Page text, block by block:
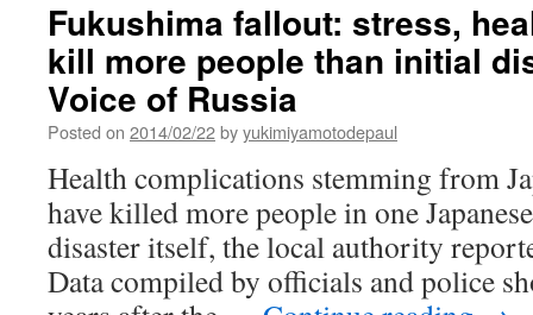
モ
ノ
ロ
ー
グ
Monolog
Fukushima fallout: stress,
kill more people than initial
Voice of Russia
Posted on 2014/02/22byyukimiyamotodepaul
Health complications stemming from
have killed more people in one
disaster itself, the local authority
Data compiled by officials and police